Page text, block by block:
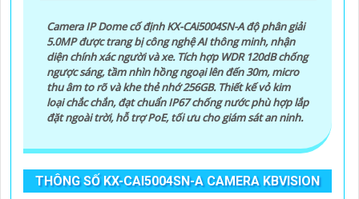
Camera IP Dome cố định KX-CAi5004SN-A độ phân giải
5.0MP được trang bị công nghệ AI thông minh, nhận
diện chính xác người và xe. Tích hợp WDR 120dB chống
ngược sáng, tầm nhìn hồng ngoại lên đến 30m, micro
thu âm to rõ và khe thẻ nhớ 256GB. Thiết kế vỏ kim
loại chắc chắn, đạt chuẩn IP67 chống nước phù hợp lắp
đặt ngoài trời, hỗ trợ PoE, tối ưu cho giám sát an ninh.
THÔNG SỐ KX-CAI5004SN-A CAMERA KBVISION